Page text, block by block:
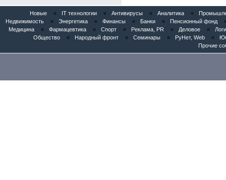
Новые « IT технологии « Антивирусы « Аналитика «
Недвижимость
« Энергетика « Финансы « Банки « Пенсионный фонд
Медицина
« Фармацевтика « Спорт « Реклама, PR « Деловое «
Общество
« Народный фронт « Семинары « РуНет, Web «
Прочие